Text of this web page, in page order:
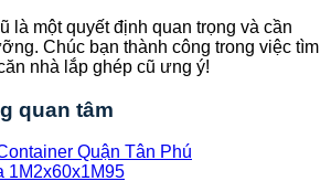
là một quyết định quan trọng và cần
Chúc bạn thành công trong việc tìm
nhà lắp ghép cũ ưng ý!
quan tâm
Quận Tân Phú
1M2x60x1M95